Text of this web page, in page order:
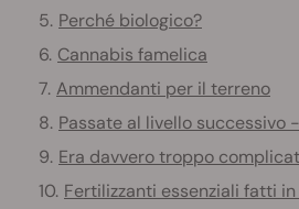
Perché biologico?
Cannabis famelica
Ammendanti per il terreno
Passate al livello successivo
Era davvero troppo
Fertilizzanti essenziali fatti in